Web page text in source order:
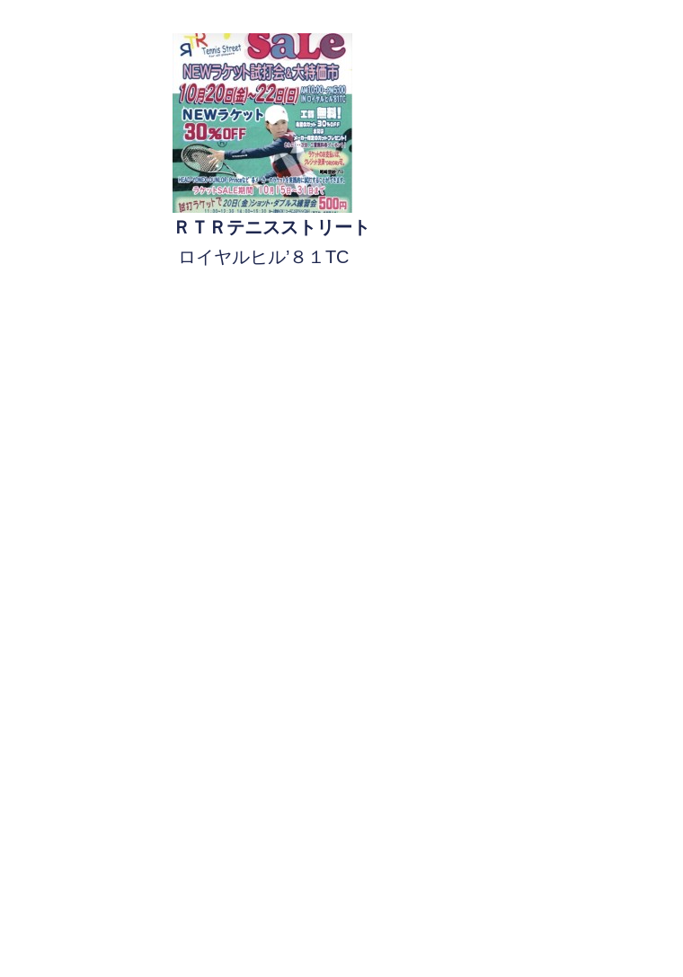
ＲＴＲテニスストリート
ロイヤルヒル’８１TC